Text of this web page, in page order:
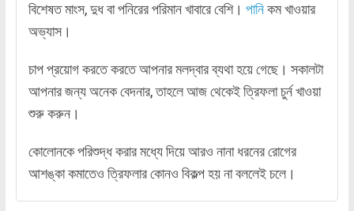
বিশেষত মাংস, দুধ বা পনিরের পরিমান খাবারে বেশি। পানিকম খাওয়ার
অভ্যাস।
চাপ প্রয়োগ করতে করতে আপনার মলদ্বার ব্যথা হয়ে গেছে। সকালটা
আপনার জন্য অনেক বেদনার, তাহলে আজ থেকেই ত্রিফলা চুর্ন খাওয়া
শুরু করুন।
কোলোনকে পরিশুদ্ধ করার মধ্যে দিয়ে আরও নানা ধরনের রোগের
আশঙ্কা কমাতেও ত্রিফলার কোনও বিকল্প হয় না বললেই চলে।